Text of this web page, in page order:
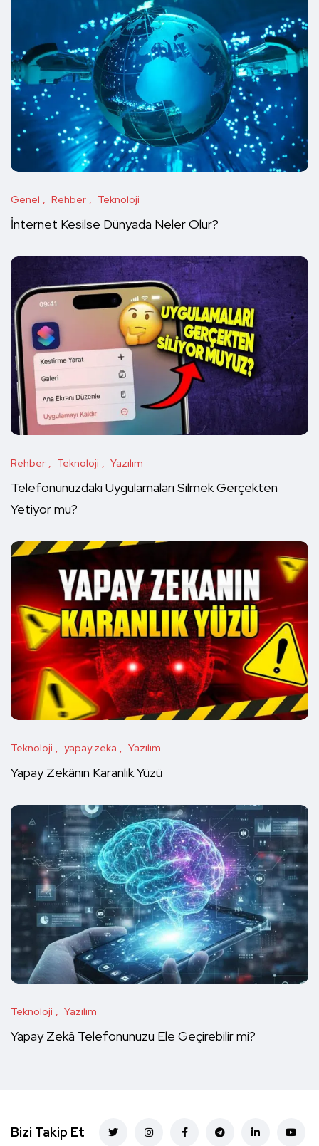
Genel Rehber Teknoloji
İnternet Kesilse Dünyada Neler Olur?
Rehber Teknoloji Yazılım
Telefonunuzdaki Uygulamaları Silmek Gerçekten
Yetiyor mu?
Teknoloji yapay zeka Yazılım
Yapay Zekânın Karanlık Yüzü
Teknoloji Yazılım
Yapay Zekâ Telefonunuzu Ele Geçirebilir mi?
Bizi Takip Et